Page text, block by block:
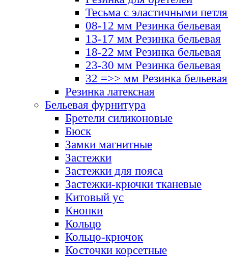
Тесьма с эластичными
08-12 мм Резинка бельевая
13-17 мм Резинка бельевая
18-22 мм Резинка бельевая
23-30 мм Резинка бельевая
32 =>> мм Резинка бельевая
Резинка латексная
Бельевая фурнитура
Бретели силиконовые
Бюск
Замки магнитные
Застежки
Застежки для пояса
Застежки-крючки тканевые
Китовый ус
Кнопки
Кольцо
Кольцо-крючок
Косточки корсетные